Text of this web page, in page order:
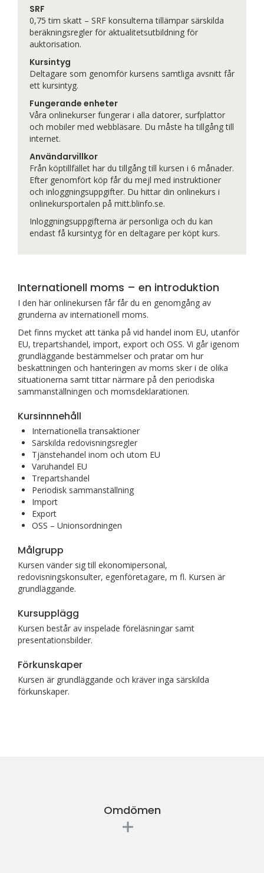
Internationell moms – en introduktion
I den här onlinekursen får får du en genomgång av
grunderna av internationell moms.
Det finns mycket att tänka på vid handel inom EU, utanför
EU, trepartshandel, import, export och OSS. Vi går igenom
grundläggande bestämmelser och pratar om hur
beskattningen och hanteringen av moms sker i de olika
situationerna samt tittar närmare på den periodiska
sammanställningen och momsdeklarationen.
Kursinnnehåll
Internationella transaktioner
Särskilda redovisningsregler
Tjänstehandel inom och utom EU
Varuhandel EU
Trepartshandel
Periodisk sammanställning
Import
Export
OSS – Unionsordningen
Målgrupp
Kursen vänder sig till ekonomipersonal,
redovisningskonsulter, egenföretagare, m fl. Kursen är
grundläggande.
Kursupplägg
Kursen består av inspelade föreläsningar samt
presentationsbilder.
Förkunskaper
Kursen är grundläggande och kräver inga särskilda
förkunskaper.
SRF
0,75 tim skatt – SRF konsulterna tillämpar särskilda
beräkningsregler för aktualitetsutbildning för
auktorisation.
Kursintyg
Deltagare som genomför kursens samtliga avsnitt får
ett kursintyg.
Fungerande enheter
Våra onlinekurser fungerar i alla datorer, surfplattor
och mobiler med webbläsare. Du måste ha tillgång till
internet.
Användarvillkor
Från köptillfället har du tillgång till kursen i 6 månader.
Efter genomfört köp får du mejl med instruktioner
och inloggningsuppgifter. Du hittar din onlinekurs i
onlinekursportalen på mitt.blinfo.se.
Inloggningsuppgifterna är personliga och du kan
endast få kursintyg för en deltagare per köpt kurs.
Omdömen